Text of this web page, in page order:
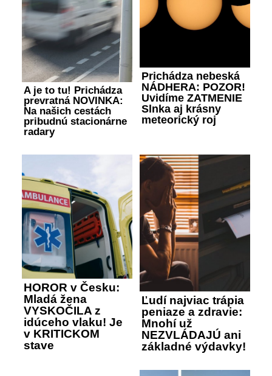
A je to tu! Prichádza
prevratná NOVINKA:
Na našich cestách
pribudnú stacionárne
radary
Prichádza nebeská
NÁDHERA: POZOR!
Uvidíme ZATMENIE
Slnka aj krásny
meteorický roj
HOROR v Česku:
Mladá žena
VYSKOČILA z
idúceho vlaku! Je
v KRITICKOM
stave
Ľudí najviac trápia
peniaze a zdravie:
Mnohí už
NEZVLÁDAJÚ ani
základné výdavky!